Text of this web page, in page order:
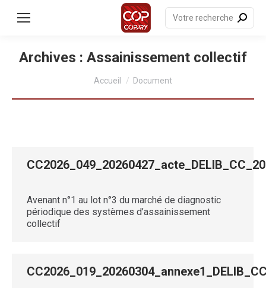
principal
Recherche
:
Archives : Assainissement collectif
Accueil Document
Avenant n°1 au lot n°3 du marché de diagnostic
périodique des systèmes d’assainissement
collectif